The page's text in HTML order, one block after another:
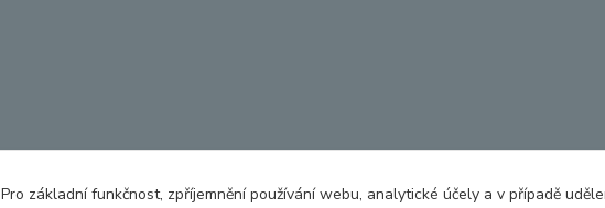
Pro základní funkčnost, zpříjemnění používání webu, analytické účely a v případě